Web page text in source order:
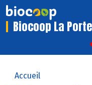
Biocoop La
Accueil